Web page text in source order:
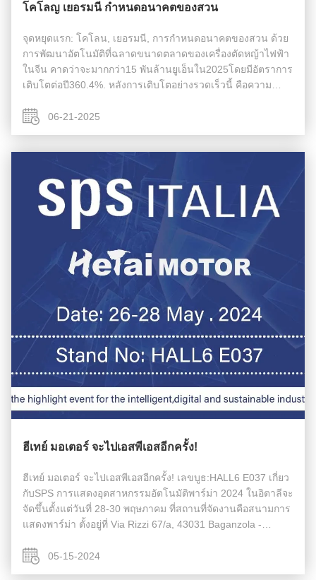
โคโลญ เยอรมนี กำหนดอนาคตของสวน
จุดหยุดแรก: โคโลน, เยอรมนี, การกําหนดอนาคตของสวน ด้วย
การพัฒนาอัตโนมัติที่ฉลาดขนาดตลาดของเครื่องตัดหญ้าไฟฟ้า
ในจีน คาดว่าจะมากกว่า15 พันล้านยูเอ็นใน2025โดยมีอัตราการ
เติบโตต่อปี360.4%. หลังการเติบโตอย่างรวดเร็วนี้ คือความ
เปลี่ยนแบบครบวงจรด้วยไฟฟ้า: ...
06-21-2025
ฮีเทย์ มอเตอร์ จะไปเอสพีเอสอีกครั้ง!
ฮีเทย์ มอเตอร์ จะไปเอสพีเอสอีกครั้ง! เลขบูธ:HALL6 E037 เกี่ยว
กับSPS การแสดงอุตสาหกรรมอัตโนมัติพาร์ม่า 2024 ในอิตาลีจะ
จัดขึ้นตั้งแต่วันที่ 28-30 พฤษภาคม ที่สถานที่จัดงานคือสนามการ
แสดงพาร์ม่า ตั้งอยู่ที่ Via Rizzi 67/a, 43031 Baganzola -
และ ...05-15-2024